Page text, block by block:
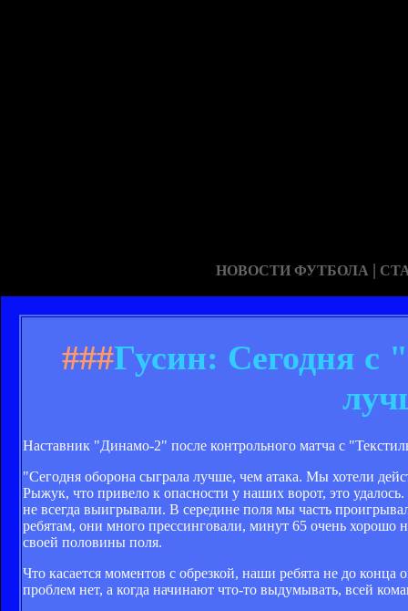
НОВОСТИ ФУТБОЛА |
###Гусин: Сегодня с
Наставник "Динамо-2" после контрольного матча с
"Сегодня оборона сыграла лучше, чем атака. Мы хотели
Рыжук, что привело к опасности у наших ворот, это
не всегда выигрывали. В середине поля мы часть
ребятам, они много прессинговали, минут 65 очень хорошо
своей половины поля.
Что касается моментов с обрезкой, наши ребята не до
проблем нет, а когда начинают что-то выдумывать, всей